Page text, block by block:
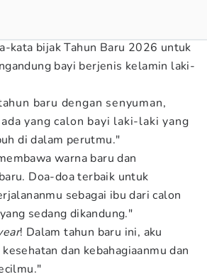
kata bijak Tahun Baru 2026 untuk
bayi berjenis kelamin laki-
baru dengan senyuman,
yang calon bayi laki-laki yang
di dalam perutmu."
warna baru dan
Doa-doa terbaik untuk
sebagai ibu dari calon
sedang dikandung."
! Dalam tahun baru ini, aku
dan kebahagiaanmu dan